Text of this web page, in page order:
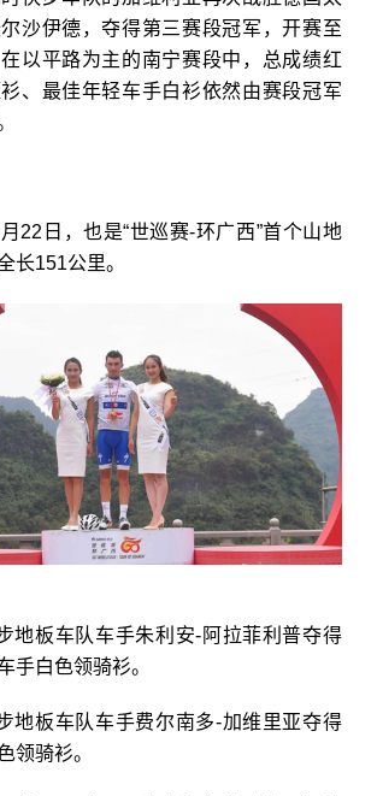
沙伊德，夺得第三赛段冠军，开赛至
以平路为主的南宁赛段中，总成绩红
、最佳年轻车手白衫依然由赛段冠军
22日，也是“世巡赛-环广西”首个山地
长151公里。
地板车队车手朱利安-阿拉菲利普夺得
手白色领骑衫。
地板车队车手费尔南多-加维里亚夺得
领骑衫。